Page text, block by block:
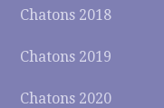
Chatons 2018
Chatons 2019
Chatons 2020